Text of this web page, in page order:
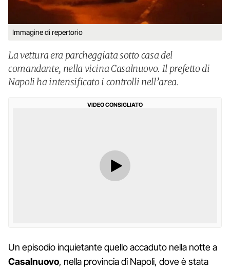
Immagine di repertorio
La vettura era parcheggiata sotto casa del
comandante, nella vicina Casalnuovo. Il prefetto di
Napoli ha intensificato i controlli nell’area.
VIDEO CONSIGLIATO
Un episodio inquietante quello accaduto nella notte a
Casalnuovo, nella provincia di Napoli, dove è stata